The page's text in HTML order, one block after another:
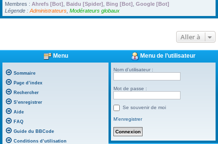
Membres : Ahrefs [Bot] Baidu [Spider] Bing [Bot] Google [Bot]
Légende : Administrateurs Modérateurs globaux
Aller à
Menu
Sommaire
Page d’index
Rechercher
S’enregistrer
Aide
FAQ
Guide du BBCode
Conditions d’utilisation
Menu de l’utilisateur
Nom d’utilisateur :
Mot de passe :
Se souvenir de moi
M’enregistrer